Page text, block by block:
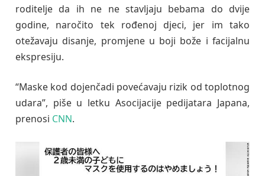
roditelje da ih ne ne stavljaju bebama do dvije
godine, naročito tek rođenoj djeci, jer im tako
otežavaju disanje, promjene u boji bože i facijalnu
ekspresiju.
“Maske kod dojenčadi povećavaju rizik od toplotnog
udara”, piše u letku Asocijacije pedijatara Japana,
prenosi CNN.